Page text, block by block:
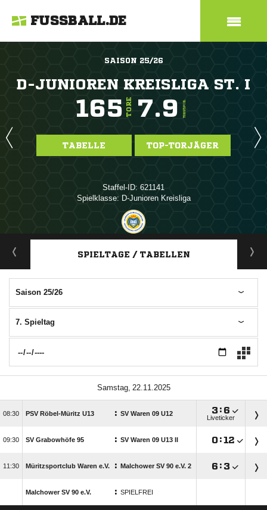
FUSSBALL.DE
SAISON 25/26
D-JUNIOREN KREISLIGA ST. I
165 TORE 7.9 TORE/SPIEL
TABELLE TOP-TORJÄGER
Staffel-ID: 621141
Spielklasse: D-Junioren Kreisliga
ANZEIGE
SPIELTAGE / TABELLEN
Saison 25/26
7. Spieltag
 
 PSV Röbel-Müritz U13 : SV Waren 09 U12 : 
Liveticker
 SV Grabowhöfe 95 : SV Waren 09 U13 II :
 Müritzsportclub Waren e.V. : Malchower SV 90 e.V. 2  : 
Malchower SV 90 e.V. : SPIELFREI